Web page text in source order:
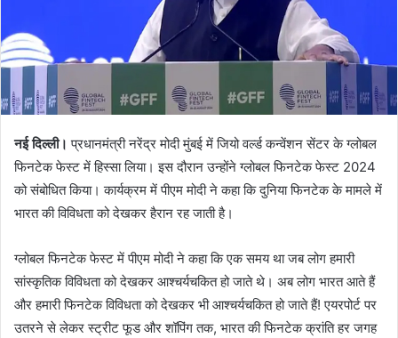
नई दिल्ली। प्रधानमंत्री नरेंद्र मोदी मुंबई में जियो वर्ल्ड कन्वेंशन सेंटर के ग्लोबल
फिनटेक फेस्ट में हिस्सा लिया। इस दौरान उन्होंने ग्लोबल फिनटेक फेस्ट 2024
को संबोधित किया। कार्यक्रम में पीएम मोदी ने कहा कि दुनिया फिनटेक के मामले में
भारत की विविधता को देखकर हैरान रह जाती है।
ग्लोबल फिनटेक फेस्ट में पीएम मोदी ने कहा कि एक समय था जब लोग हमारी
सांस्कृतिक विविधता को देखकर आश्चर्यचकित हो जाते थे। अब लोग भारत आते हैं
और हमारी फिनटेक विविधता को देखकर भी आश्चर्यचकित हो जाते हैं! एयरपोर्ट पर
उतरने से लेकर स्ट्रीट फूड और शॉपिंग तक, भारत की फिनटेक क्रांति हर जगह